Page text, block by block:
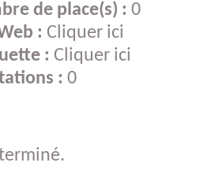
Le film des 50
ans
de place(s) : 0
: Cliquer ici
: Cliquer ici
: 0